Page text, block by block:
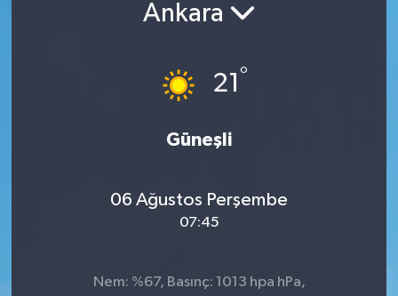
Ankara
21 °
Güneşli
06 Ağustos Perşembe
07:45
Nem: %67, Basınç: 1013 hpa hPa,